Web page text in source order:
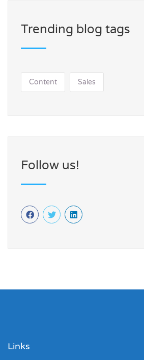
Trending blog tags
Content Sales
Follow us!
Links